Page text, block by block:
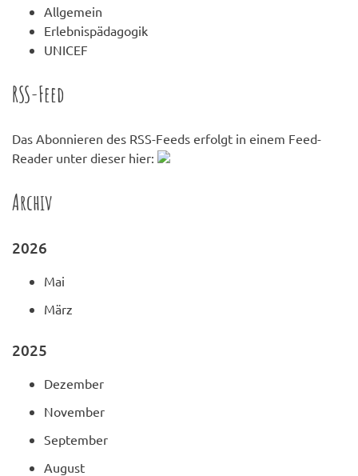
Allgemein
Erlebnispädagogik
UNICEF
RSS-Feed
Das Abonnieren des RSS-Feeds erfolgt in einem Feed-
Reader unter dieser hier:
Archiv
2026
Mai
März
2025
Dezember
November
September
August